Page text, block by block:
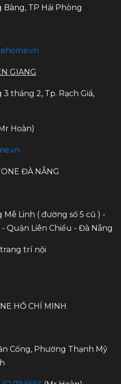
TP Hải Phòng
GIANG
tháng 2, Tp. Rạch Giá,
Hoàn)
ĐÀ NẴNG
Mê Linh ( đường số 5 cũ ) -
Quận Liên Chiểu - Đà Nẵng
trí nội
HỒ CHÍ MINH
Cống, Phường Thạnh Mỹ